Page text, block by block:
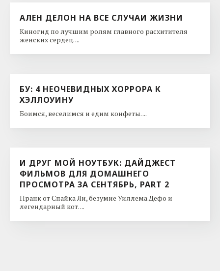
АЛЕН ДЕЛОН НА ВСЕ СЛУЧАИ ЖИЗНИ
Киногид по лучшим ролям главного расхитителя
женских сердец. ...
БУ: 4 НЕОЧЕВИДНЫХ ХОРРОРА К
ХЭЛЛОУИНУ
Боимся, веселимся и едим конфеты. ...
И ДРУГ МОЙ НОУТБУК: ДАЙДЖЕСТ
ФИЛЬМОВ ДЛЯ ДОМАШНЕГО
ПРОСМОТРА ЗА СЕНТЯБРЬ, PART 2
Пранк от Спайка Ли, безумие Уиллема Дефо и
легендарный кот. ...